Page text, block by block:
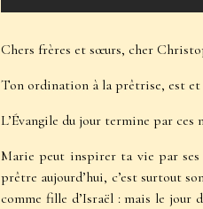
Chers frères et sœurs, cher
Ton ordination à la prêtrise, est et
L’Évangile du jour termine par ces
Marie peut inspirer ta vie par
prêtre aujourd’hui, c’est surtout
comme fille d’Israël : mais le jour